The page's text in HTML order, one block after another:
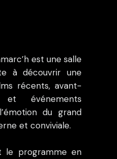
est une salle
à découvrir une
récents, avant-
et événements
du grand
et conviviale.
le programme en